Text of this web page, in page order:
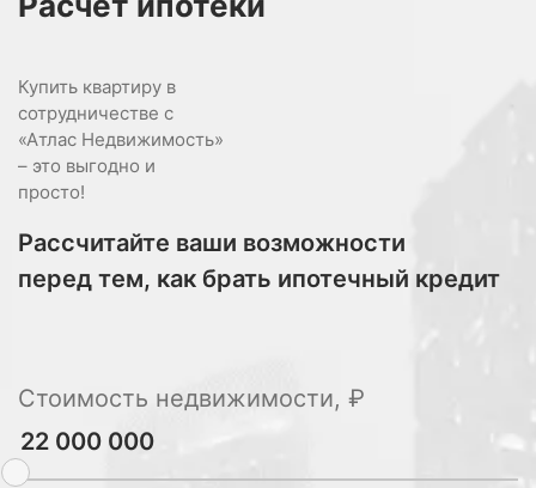
Купить квартиру в
сотрудничестве с
«Атлас Недвижимость»
– это выгодно и
просто!
Рассчитайте ваши возможности
перед тем, как брать ипотечный кредит
Стоимость недвижимости, ₽